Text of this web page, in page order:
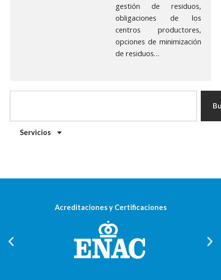
gestión de residuos,
obligaciones de los
centros productores,
opciones de minimización
de residuos…
Servicios
Acreditaciones y Certificaciones